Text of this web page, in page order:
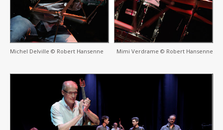
Michel Delville © Robert Hansenne Mimi Verdrame © Robert Hansenne